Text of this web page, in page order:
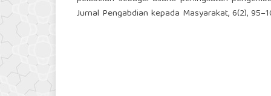
Jurnal Pengabdian kepada Masyarakat, 6(2),